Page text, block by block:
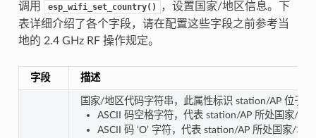
调用 esp_wifi_set_country()
，设置国家/地区信息。下
表详细介绍了各个字段，请在配置这些字段之前参考当
地的 2.4 GHz RF 操作规定。
字段 描述
国家/地区代码字符串，此属性标识 station/AP 位于
ASCII 码空格字符，代表 station/AP 所处国家/地
ASCII 码 ‘O’ 字符，代表 station/AP 所处国家/地